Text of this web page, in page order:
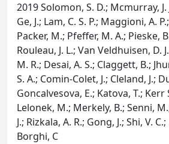
2019 Solomon, S. D.; Mcmurray, J.
Ge, J.; Lam, C. S. P.; Maggioni, A.
Packer, M.; Pfeffer, M. A.; Pieske,
Rouleau, J. L.; Van Veldhuisen, D.
M. R.; Desai, A. S.; Claggett, B.;
S. A.; Comin-Colet, J.; Cleland, J.;
Goncalvesova, E.; Katova, T.; Kerr
Lelonek, M.; Merkely, B.; Senni,
J.; Rizkala, A. R.; Gong, J.; Shi, V.
Borghi, C